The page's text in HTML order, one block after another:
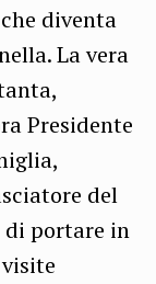
diventa
La vera
Presidente
del
di portare in